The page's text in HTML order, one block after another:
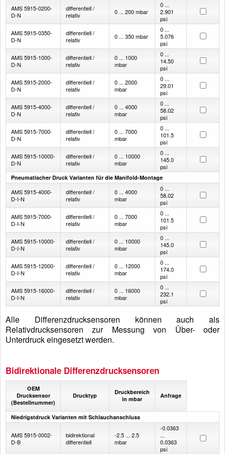
AMS 5915-0200-
D-N
differentiell /
relativ
0 ... 200 mbar
0 ...
2.901
psi
AMS 5915-0350-
D-N
differentiell /
relativ
0 ... 350 mbar
0 ...
5.076
psi
AMS 5915-1000-
D-N
differentiell /
relativ
0 ... 1000
mbar
0 ...
14.50
psi
AMS 5915-2000-
D-N
differentiell /
relativ
0 ... 2000
mbar
0 ...
29.01
psi
AMS 5915-4000-
D-N
differentiell /
relativ
0 ... 4000
mbar
0 ...
58.02
psi
AMS 5915-7000-
D-N
differentiell /
relativ
0 ... 7000
mbar
0 ...
101.5
psi
AMS 5915-10000-
D-N
differentiell /
relativ
0 ... 10000
mbar
0 ...
145.0
psi
Pneumatischer Druck Varianten für die Manifold-Montage
AMS 5915-4000-
D-I-N
differentiell /
relativ
0 ... 4000
mbar
0 ...
58.02
psi
AMS 5915-7000-
D-I-N
differentiell /
relativ
0 ... 7000
mbar
0 ...
101.5
psi
AMS 5915-10000-
D-I-N
differentiell /
relativ
0 ... 10000
mbar
0 ...
145.0
psi
AMS 5915-12000-
D-I-N
differentiell /
relativ
0 ... 12000
mbar
0 ...
174.0
psi
AMS 5915-16000-
D-I-N
differentiell /
relativ
0 ... 16000
mbar
0 ...
232.1
psi
Alle Differenzdrucksensoren können auch als
Relativdrucksensoren zur Messung von Über- oder
Unterdruck eingesetzt werden.
Bidirektionale Differenzdrucksensoren
OEM
Drucksensor
(Bestellnummer)
Drucktyp
Druckbereich
in mbar
Anfrage
Niedrigstdruck Varianten mit Schlauchanschluss
AMS 5915-0002-
D-B
bidirektional
differentiell
-2.5 ... 2.5
mbar
-0.0363
...
0.0363
psi